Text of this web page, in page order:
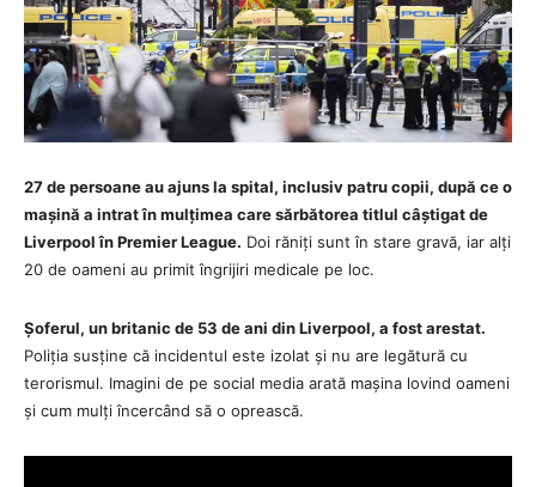
27 de persoane au ajuns la spital, inclusiv patru copii, după ce o
mașină a intrat în mulțimea care sărbătorea titlul câștigat de
Liverpool în Premier League. Doi răniți sunt în stare gravă, iar alți
20 de oameni au primit îngrijiri medicale pe loc.
Șoferul, un britanic de 53 de ani din Liverpool, a fost arestat.
Poliția susține că incidentul este izolat și nu are legătură cu
terorismul. Imagini de pe social media arată mașina lovind oameni
și cum mulți încercând să o oprească.